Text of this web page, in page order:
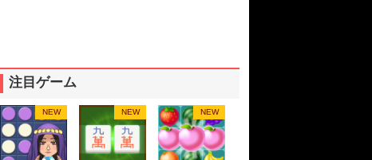
注目ゲーム
NEW NEW NEW